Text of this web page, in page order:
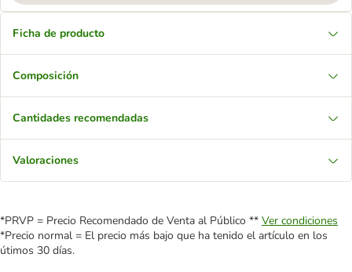
Ficha de producto
Composición
Cantidades recomendadas
Valoraciones
*PRVP = Precio Recomendado de Venta al Público ** Ver condiciones
*Precio normal = El precio más bajo que ha tenido el artículo en los
útimos 30 días.